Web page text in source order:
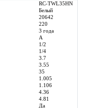
RC-TWL35HN
Белый
20642
220
3 года
A
1/2
1/4
3.7
3.55
35
1.005
1.106
4.36
4.81
Да